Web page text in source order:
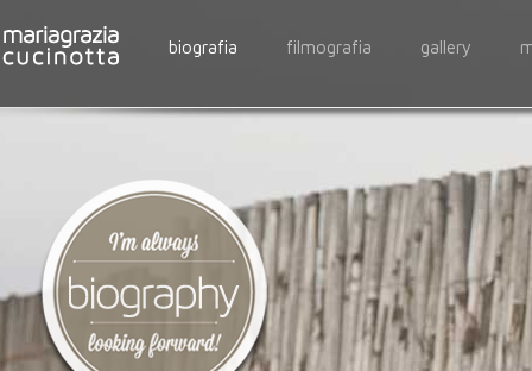
biografia filmografia gallery